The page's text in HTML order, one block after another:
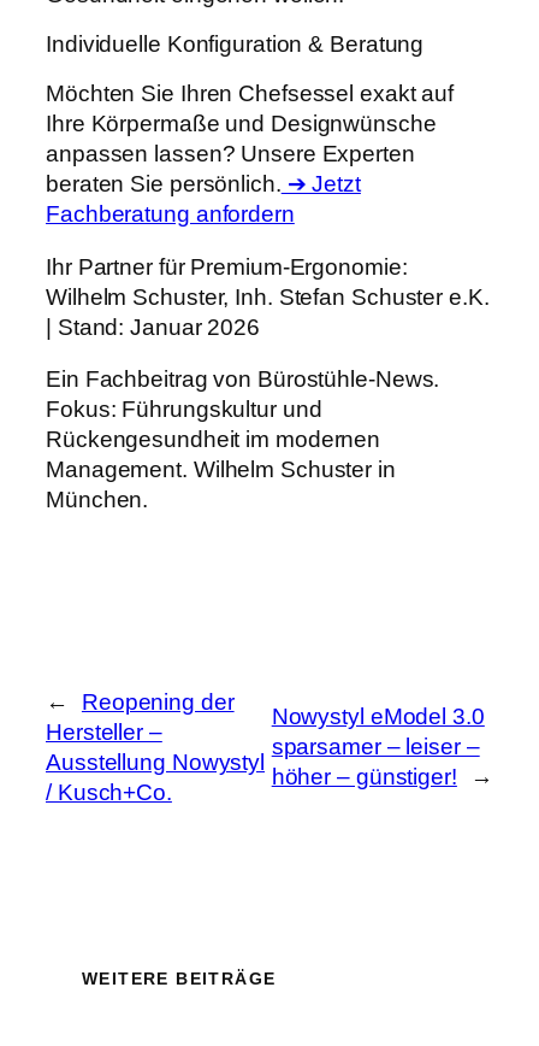
Individuelle Konfiguration & Beratung
Möchten Sie Ihren Chefsessel exakt auf
Ihre Körpermaße und Designwünsche
anpassen lassen? Unsere Experten
beraten Sie persönlich. ➔ Jetzt
Fachberatung anfordern
Ihr Partner für Premium-Ergonomie:
Wilhelm Schuster, Inh. Stefan Schuster e.K.
| Stand: Januar 2026
Ein Fachbeitrag von Bürostühle-News.
Fokus: Führungskultur und
Rückengesundheit im modernen
Management. Wilhelm Schuster in
München.
←
Reopening der
Hersteller –
Ausstellung Nowystyl
/ Kusch+Co.
Nowystyl eModel 3.0
sparsamer – leiser –
höher – günstiger!
→
WEITERE BEITRÄGE